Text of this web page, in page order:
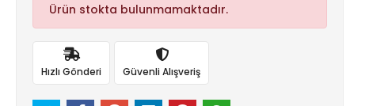
Ürün stokta bulunmamaktadır.
Hızlı Gönderi Güvenli Alışveriş